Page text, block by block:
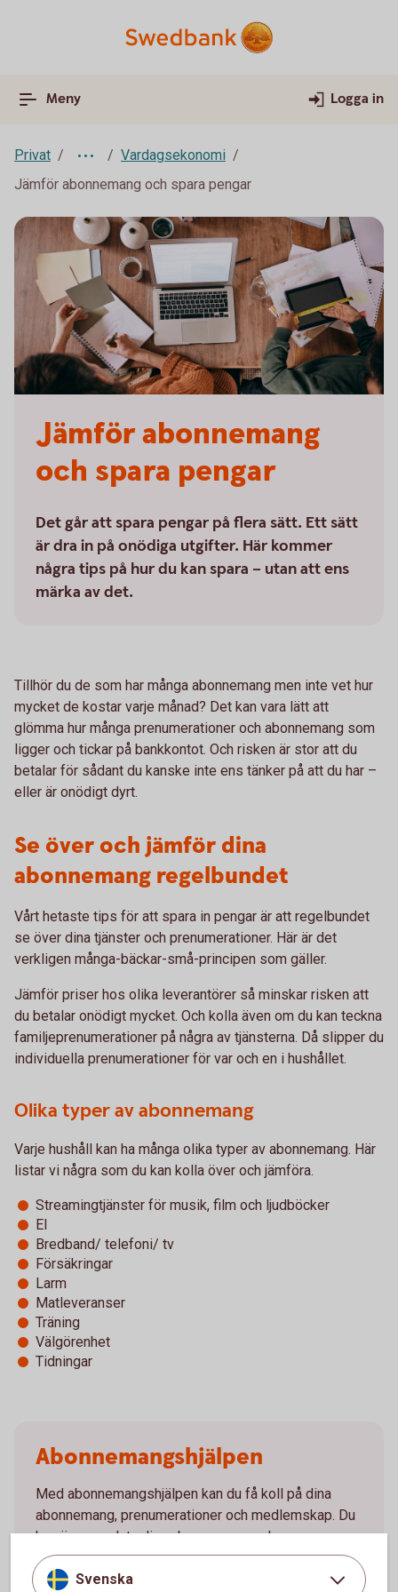
Meny Logga in
Privat
Vardagsekonomi
Jämför abonnemang och spara pengar
Jämför abonne­mang
och spara pengar
Det går att spara pengar på flera sätt. Ett sätt
är dra in på onödiga utgifter. Här kommer
några tips på hur du kan spara – utan att ens
märka av det.
Tillhör du de som har många abonnemang men inte vet hur
mycket de kostar varje månad? Det kan vara lätt att
glömma hur många prenumerationer och abonnemang som
ligger och tickar på bankkontot. Och risken är stor att du
betalar för sådant du kanske inte ens tänker på att du har –
eller är onödigt dyrt.
Se över och jämför dina
abonnemang regelbundet
Vårt hetaste tips för att spara in pengar är att regelbundet
se över dina tjänster och prenumerationer. Här är det
verkligen många-bäckar-små-principen som gäller.
Jämför priser hos olika leverantörer så minskar risken att
du betalar onödigt mycket. Och kolla även om du kan teckna
familjeprenumerationer på några av tjänsterna. Då slipper du
individuella prenumerationer för var och en i hushållet.
Olika typer av abonnemang
Varje hushåll kan ha många olika typer av abonnemang. Här
listar vi några som du kan kolla över och jämföra.
Streamingtjänster för musik, film och ljudböcker
El
Bredband/ telefoni/ tv
Försäkringar
Larm
Matleveranser
Träning
Välgörenhet
Tidningar
Abonnemangs­hjälpen
Med abonnemangshjälpen kan du få koll på dina
abonnemang, prenumerationer och medlemskap. Du
kan även avsluta dina abonnemang och
prenumerationer. Och det bästa är att du kan sätta
pengarna i ett sparande i stället, om du vill.
Svenska